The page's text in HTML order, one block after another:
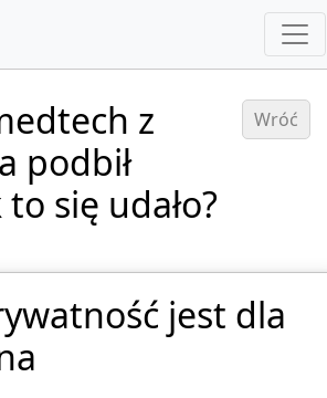
z
podbił
się udało?
Wróć
jest dla